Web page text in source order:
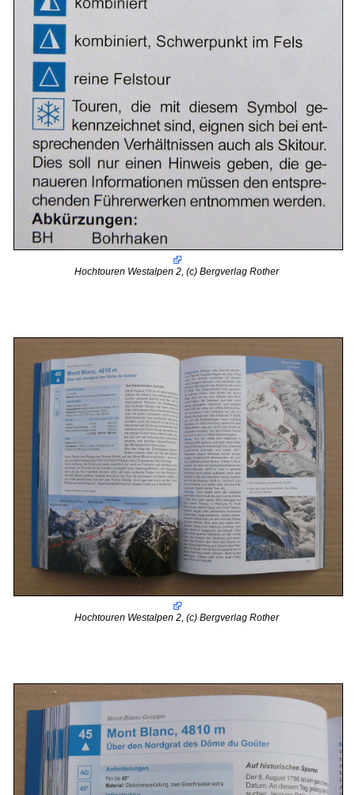
Hochtouren Westalpen 2, (c) Bergverlag Rother
Hochtouren Westalpen 2, (c) Bergverlag Rother